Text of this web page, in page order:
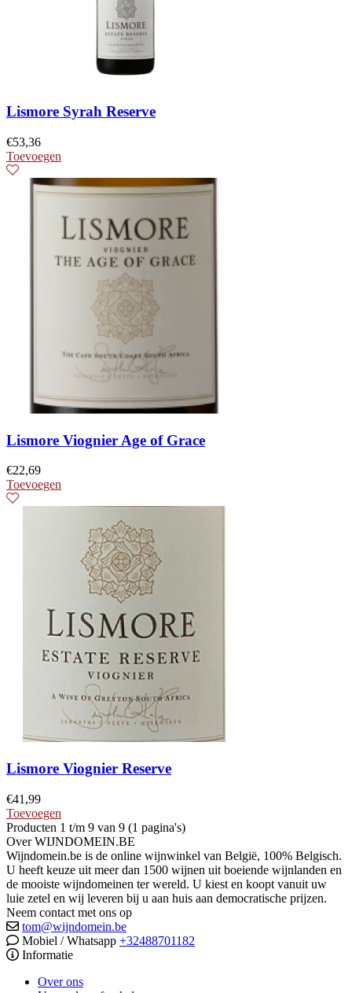
Lismore Syrah Reserve
€53,36
Toevoegen
Lismore Viognier Age of Grace
€22,69
Toevoegen
Lismore Viognier Reserve
€41,99
Toevoegen
Producten 1 t/m 9 van 9 (1 pagina's)
Over WIJNDOMEIN.BE
Wijndomein.be is de online wijnwinkel van België, 100% Belgisch.
U heeft keuze uit meer dan 1500 wijnen uit boeiende wijnlanden en
de mooiste wijndomeinen ter wereld. U kiest en koopt vanuit uw
luie zetel en wij leveren bij u aan huis aan democratische prijzen.
Neem contact met ons op
tom@wijndomein.be
Mobiel / Whatsapp +32488701182
Informatie
Over ons